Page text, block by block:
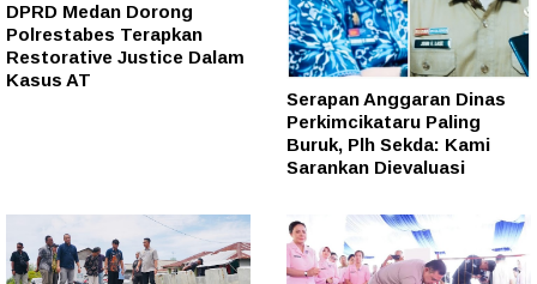
DPRD Medan Dorong
Polrestabes Terapkan
Restorative Justice Dalam
Kasus AT
Serapan Anggaran Dinas
Perkimcikataru Paling
Buruk, Plh Sekda: Kami
Sarankan Dievaluasi